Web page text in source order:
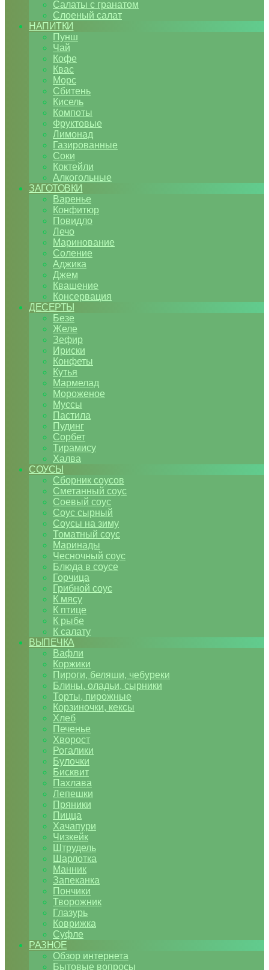
Салаты с гранатом
Слоеный салат
НАПИТКИ
Пунш
Чай
Кофе
Квас
Морс
Сбитень
Кисель
Компоты
Фруктовые
Лимонад
Газированные
Соки
Коктейли
Алкогольные
ЗАГОТОВКИ
Варенье
Конфитюр
Повидло
Лечо
Маринование
Соление
Аджика
Джем
Квашение
Консервация
ДЕСЕРТЫ
Безе
Желе
Зефир
Ириски
Конфеты
Кутья
Мармелад
Мороженое
Муссы
Пастила
Пудинг
Сорбет
Тирамису
Халва
СОУСЫ
Сборник соусов
Сметанный соус
Соевый соус
Соус сырный
Соусы на зиму
Томатный соус
Маринады
Чесночный соус
Блюда в соусе
Горчица
Грибной соус
К мясу
К птице
К рыбе
К салату
ВЫПЕЧКА
Вафли
Коржики
Пироги, беляши, чебуреки
Блины, оладьи, сырники
Торты, пирожные
Корзиночки, кексы
Хлеб
Печенье
Хворост
Рогалики
Булочки
Бисквит
Пахлава
Лепешки
Пряники
Пицца
Хачапури
Чизкейк
Штрудель
Шарлотка
Манник
Запеканка
Пончики
Творожник
Глазурь
Коврижка
Суфле
РАЗНОЕ
Обзор интернета
Бытовые вопросы